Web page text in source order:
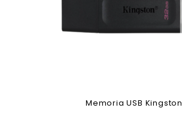
Memoria USB Kingston